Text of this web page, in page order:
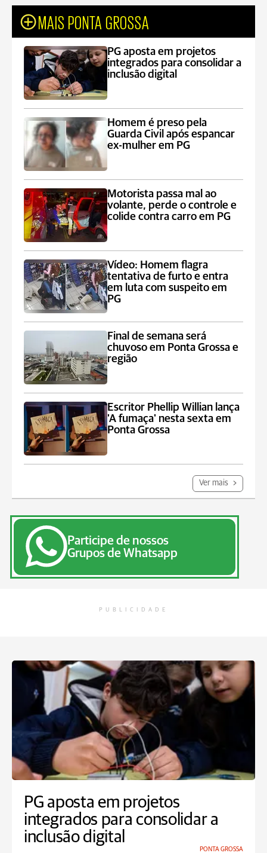
MAIS PONTA GROSSA
PG aposta em projetos
integrados para consolidar a
inclusão digital
Homem é preso pela
Guarda Civil após espancar
ex-mulher em PG
Motorista passa mal ao
volante, perde o controle e
colide contra carro em PG
Vídeo: Homem flagra
tentativa de furto e entra
em luta com suspeito em
PG
Final de semana será
chuvoso em Ponta Grossa e
região
Escritor Phellip Willian lança
'A fumaça' nesta sexta em
Ponta Grossa
Ver mais
Participe de nossos
Grupos de Whatsapp
PUBLICIDADE
PG aposta em projetos
integrados para consolidar a
inclusão digital
PONTA GROSSA